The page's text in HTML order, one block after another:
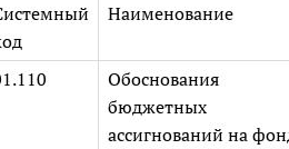
Наименование
Обоснования
бюджетных
ассигнований на